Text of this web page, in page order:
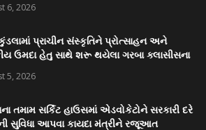
6, 2026
પ્રાચીન સંસ્કૃતિને પ્રોત્સાહન અને
ઉમદા હેતુ સાથે શરૂ થયેલા ગરબા ક્લાસીસના
5, 2026
તમામ સર્કિટ હાઉસમાં એડવોકેટોને સરકારી દરે
સુવિધા આપવા કાયદા મંત્રીને રજૂઆત